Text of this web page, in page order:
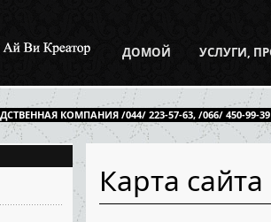
ДОМОЙ УСЛУГИ,
КОМПАНИЯ /044/ 223-57-63, /066/ 450-99-39
Карта сайта